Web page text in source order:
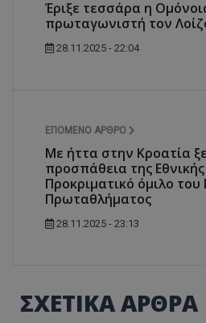
Έριξε τεσσάρα η
πρωταγωνιστή τον
28.11.2025 - 22:04
ΕΠΌΜΕΝΟ ΆΡΘΡΟ
Mε ήττα στην Κροατία
προσπάθεια της
Προκριματικό όμιλο
Πρωταθλήματος
28.11.2025 - 23:13
ΣΧΕΤΙΚΑ ΑΡΘΡΑ